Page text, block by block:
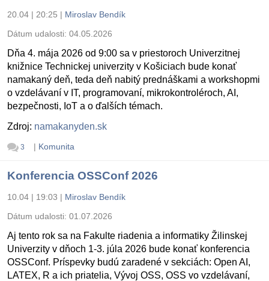
20.04 | 20:25 | Miroslav Bendík
Dátum udalosti: 04.05.2026
Dňa 4. mája 2026 od 9:00 sa v priestoroch Univerzitnej
knižnice Technickej univerzity v Košiciach bude konať
namakaný deň, teda deň nabitý prednáškami a workshopmi
o vzdelávaní v IT, programovaní, mikrokontroléroch, AI,
bezpečnosti, IoT a o ďalších témach.
Zdroj: namakanyden.sk
3 | Komunita
Konferencia OSSConf 2026
10.04 | 19:03 | Miroslav Bendík
Dátum udalosti: 01.07.2026
Aj tento rok sa na Fakulte riadenia a informatiky Žilinskej
Univerzity v dňoch 1-3. júla 2026 bude konať konferencia
OSSConf. Príspevky budú zaradené v sekciách: Open AI,
LATEX, R a ich priatelia, Vývoj OSS, OSS vo vzdelávaní,